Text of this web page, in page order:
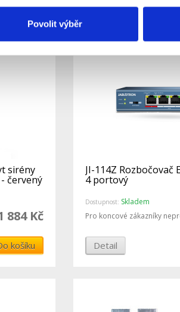
Povolit výběr
sirény
- červený
884 Kč
košíku
JI-114Z Rozbočovač
4 portový
Dostupnost: Skladem
Pro koncové zákazníky
Detail